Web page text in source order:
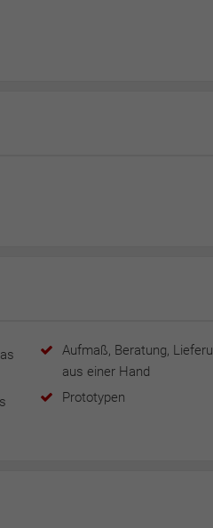
Aufmaß, Beratung,
aus einer Hand
Prototypen